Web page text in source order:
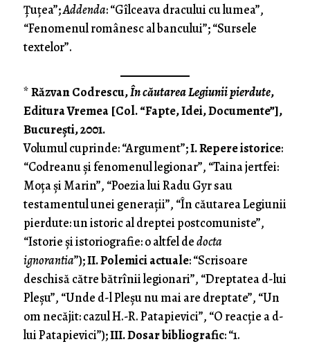
Ţuţea”;Addenda: “Gîlceava dracului cu lumea”,
“Fenomenul românesc al bancului”; “Sursele
textelor”.
*Răzvan Codrescu,În căutarea Legiunii pierdute,
Editura Vremea [Col. “Fapte, Idei, Documente”],
Bucureşti, 2001.
Volumul cuprinde: “Argument”;I. Repere istorice:
“Codreanu şi fenomenul legionar”, “Taina jertfei:
Moţa şi Marin”, “Poezia lui Radu Gyr sau
testamentul unei generaţii”, “În căutarea Le­giunii
pierdute: un istoric al dreptei postcomuniste”,
“Istorie şi istoriografie: o altfel dedocta
ignorantia”);II. Polemici actuale: “Scrisoare
deschisă către bătrînii legionari”, “Dreptatea d-lui
Pleşu”, “Unde d-l Pleşu nu mai are dreptate”, “Un
om necăjit: cazul H.-R. Patapievici”, “O reacţie a d-
lui Patapievici”);III. Dosar bibliogra­fic: “1.